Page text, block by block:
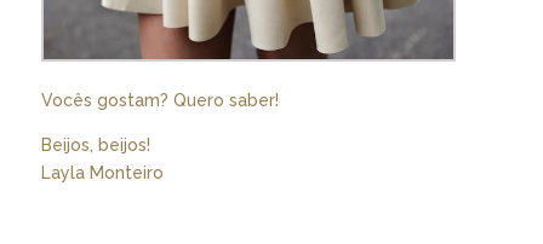
Vocês gostam? Quero saber!
Beijos, beijos!
Layla Monteiro